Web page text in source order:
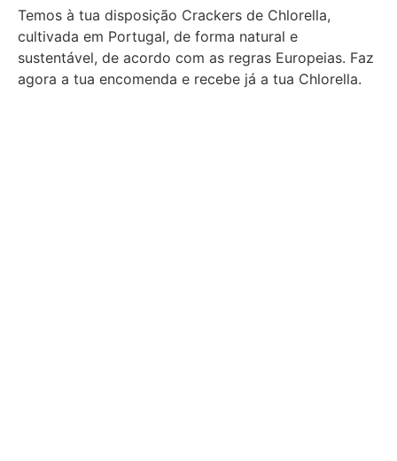
Temos à tua disposição Crackers de Chlorella,
cultivada em Portugal, de forma natural e
sustentável, de acordo com as regras Europeias. Faz
agora a tua encomenda e recebe já a tua Chlorella.